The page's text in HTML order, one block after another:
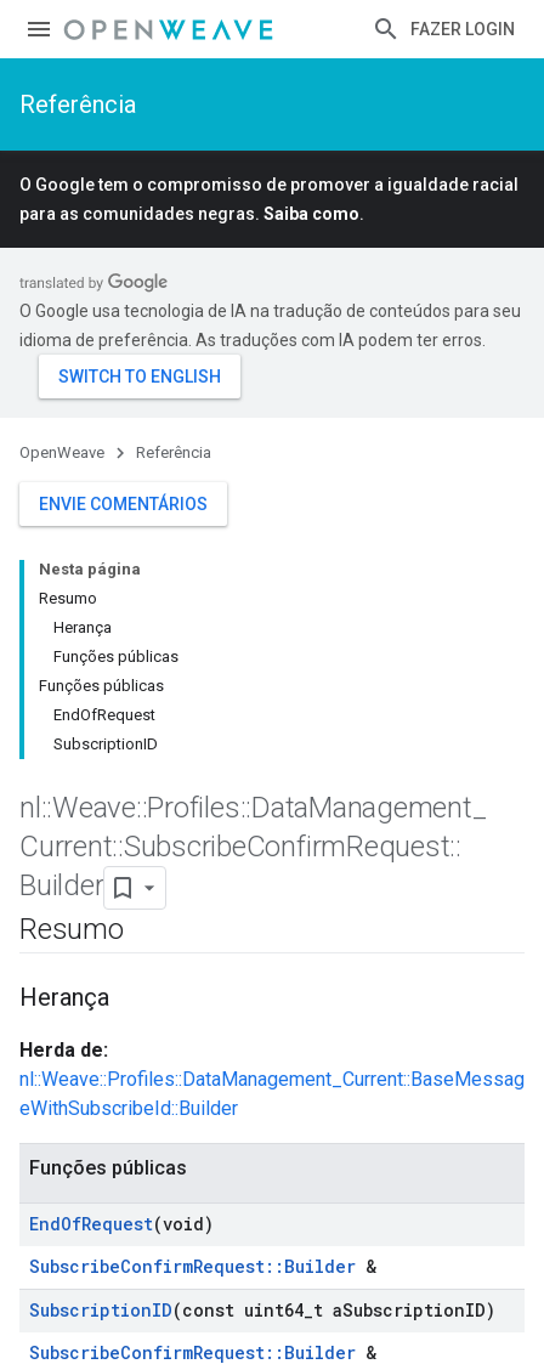
FAZER LOGIN
Referência
O Google tem o compromisso de promover a igualdade racial
para as comunidades negras. Saiba como.
O Google usa tecnologia de IA na tradução de conteúdos para seu
idioma de preferência. As traduções com IA podem ter erros.
OpenWeave Referência
ENVIE COMENTÁRIOS
Nesta página
Resumo
Herança
Funções públicas
Funções públicas
EndOfRequest
SubscriptionID
nl ::Weave::Profiles::DataManagement
Current::SubscribeConfirmRequest::
Builder
Resumo
Herança
Herda de:
nl::Weave::Profiles::DataManagement_Current::BaseMessag
eWithSubscribeId::Builder
Funções públicas
EndOfRequest(void)
SubscribeConfirmRequest::Builder &
SubscriptionID(const uint64 t aSubscriptionID)
SubscribeConfirmRequest::Builder &